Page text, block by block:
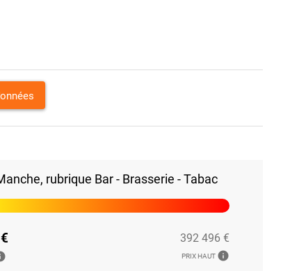
rubrique Bar - Brasserie - Tabac
392 496 €
PRIX HAUT info